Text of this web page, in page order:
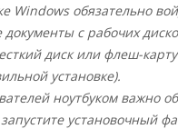
Windows обязательно
с рабочих
диск или флеш-
установке).
ноутбуком важно
установочный